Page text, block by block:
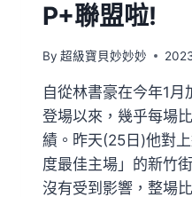
P+聯盟啦!
By 超級寶貝妙妙妙
自從林書豪在今年1月
登場以來，幾乎每場
績。昨天(25日)他對
度最佳主場」的新竹
沒有受到影響，整場